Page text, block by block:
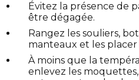
Évitez la présence de
être dégagée.
Rangez les souliers,
manteaux et les placer
À moins que la
enlevez les